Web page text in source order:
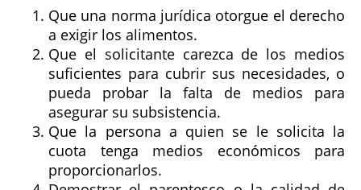
Que una norma jurídica otorgue el derecho
a exigir los alimentos.
Que el solicitante carezca de los medios
suficientes para cubrir sus necesidades, o
pueda probar la falta de medios para
asegurar su subsistencia.
Que la persona a quien se le solicita la
cuota tenga medios económicos para
proporcionarlos.